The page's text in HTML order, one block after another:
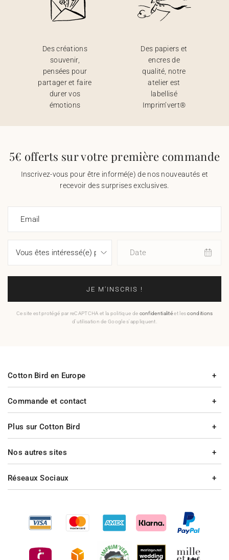
Des créations
souvenir,
pensées pour
partager et faire
durer vos
émotions
Des papiers et
encres de
qualité, notre
atelier est
labellisé
Imprim’vert®
5€ offerts sur votre première commande
Inscrivez-vous pour être informé(e) de nos nouveautés et
recevoir des surprises exclusives.
Email
Date
JE M'INSCRIS !
Ce site est protégé par reCAPTCHA et la politique de confidentialitéet lesconditions
d'utilisation de Google s'appliquent.
Commande et contact
Plus sur Cotton Bird
Cotton Bird en Europe
Nos autres sites
Réseaux Sociaux